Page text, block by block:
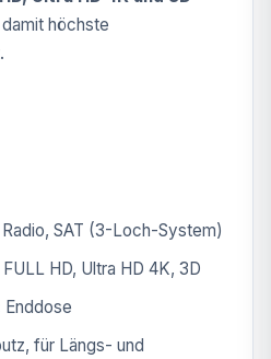
höchste
Radio, SAT (3-Loch-System)
FULL HD, Ultra HD 4K, 3D
Enddose
für Längs- und